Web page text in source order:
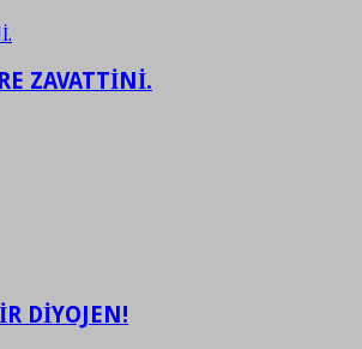
ZAVATTİNİ.
DİYOJEN!